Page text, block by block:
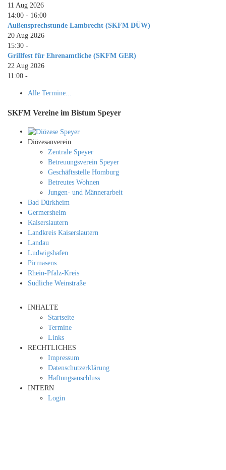
11 Aug 2026
14:00 - 16:00
Außensprechstunde Lambrecht (SKFM DÜW)
20 Aug 2026
15:30 -
Grillfest für Ehrenamtliche (SKFM GER)
22 Aug 2026
11:00 -
Alle Termine...
SKFM Vereine im Bistum Speyer
Diözesanverein
Zentrale Speyer
Betreuungsverein Speyer
Geschäftsstelle Homburg
Betreutes Wohnen
Jungen- und Männerarbeit
Bad Dürkheim
Germersheim
Kaiserslautern
Landkreis Kaiserslautern
Landau
Ludwigshafen
Pirmasens
Rhein-Pfalz-Kreis
Südliche Weinstraße
INHALTE
Startseite
Termine
Links
RECHTLICHES
Impressum
Datenschutzerklärung
Haftungsauschluss
INTERN
Login